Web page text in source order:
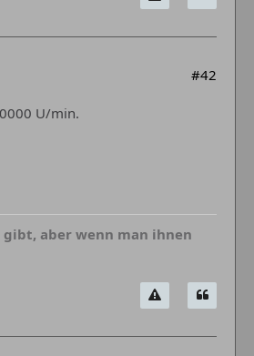
#42
U/min.
gibt, aber wenn man ihnen